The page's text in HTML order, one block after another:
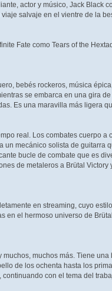
actor y músico, Jack Black
salvaje en el vientre de la
Fate como Tears of the
bebés rockeros, música
se embarca en una gira
Es una maravilla más ligera
real. Los combates cuerpo a
un mecánico solista de guitarra
bucle de combate que es
de metaleros a Brütal Victory
en streaming, cuyo
en el hermoso universo de
muchos más. Tiene una
de los ochenta hasta los
con el tema del